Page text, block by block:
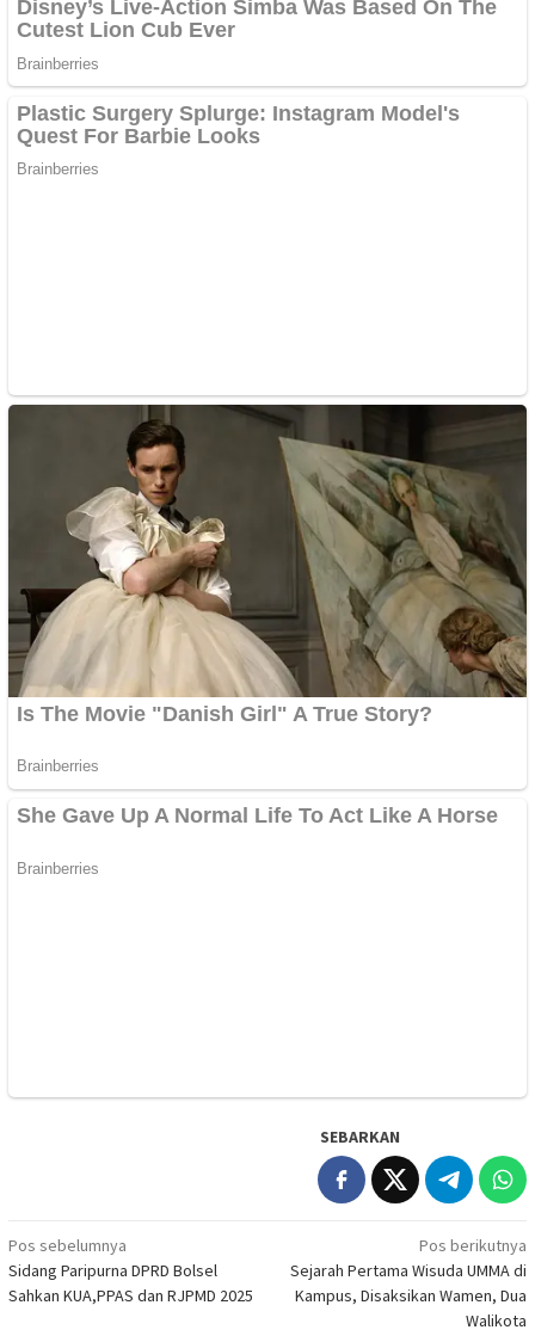
SEBARKAN
Navigasi
pos
Pos sebelumnya
Sidang Paripurna DPRD Bolsel
Sahkan KUA,PPAS dan RJPMD 2025
Pos berikutnya
Sejarah Pertama Wisuda UMMA di
Kampus, Disaksikan Wamen, Dua
Walikota